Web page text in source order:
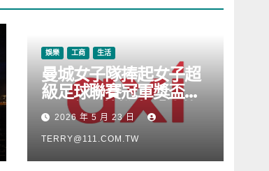
娛樂 工商 生活
曼城女子隊捧起女子超
級足球聯賽冠軍獎盃，
Axi 亦順勢推出「我的
根源」宣傳活動
2026 年 5 月 23 日
TERRY@111.COM.TW